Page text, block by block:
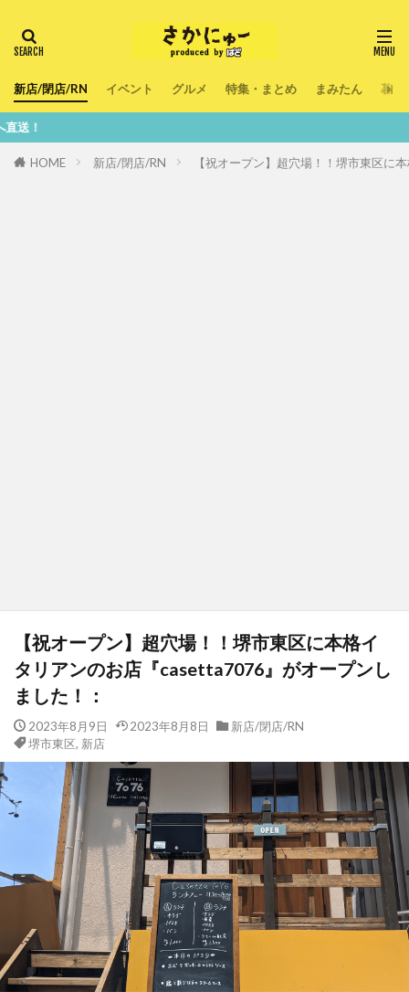
新店/閉店/RN イベント グルメ 特集・まとめ まみたん 暮ら
HOME 新店/閉店/RN 【祝オープン】超穴場！！堺市東区に
【祝オープン】超穴場！！堺市東区に本格イ
タリアンのお店『casetta7076』がオープンし
ました！：
2023年8月9日 2023年8月8日
新店/閉店/RN
堺市東区, 新店